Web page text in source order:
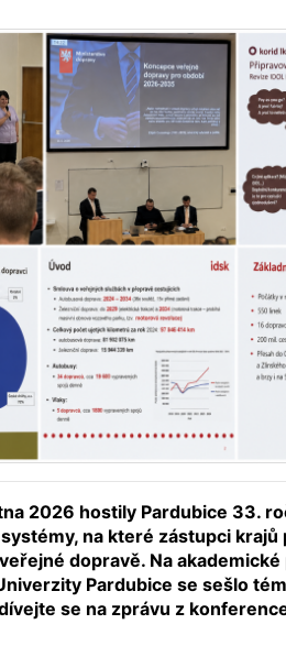
2026 hostily Pardubice 33.
na které zástupci
dopravě. Na
Pardubice se sešlo
se na zprávu z